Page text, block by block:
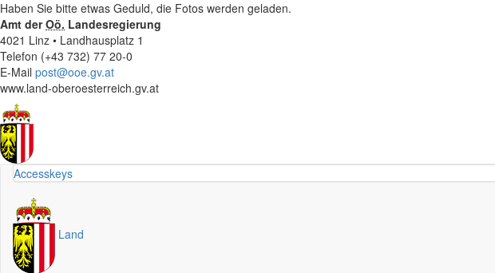
Haben Sie bitte etwas Geduld, die Fotos werden geladen.
Amt derOö. Landesregierung
4021 Linz • Landhausplatz 1
Telefon (+43 732) 77 20-0
E-Mail post@ooe.gv.at
www.land-oberoesterreich.gv.at
Accesskeys
Land